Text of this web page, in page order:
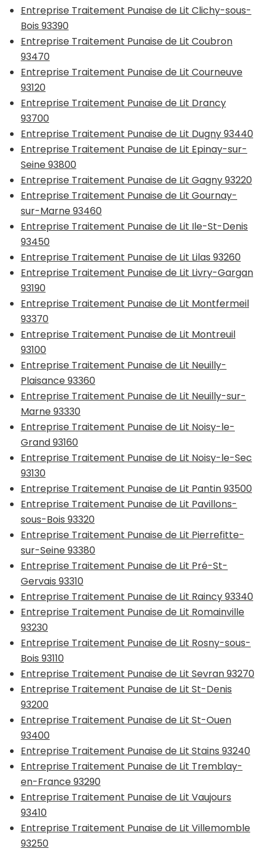
Entreprise Traitement Punaise de Lit Clichy-sous-
Bois 93390
Entreprise Traitement Punaise de Lit Coubron
93470
Entreprise Traitement Punaise de Lit Courneuve
93120
Entreprise Traitement Punaise de Lit Drancy
93700
Entreprise Traitement Punaise de Lit Dugny 93440
Entreprise Traitement Punaise de Lit Epinay-sur-
Seine 93800
Entreprise Traitement Punaise de Lit Gagny 93220
Entreprise Traitement Punaise de Lit Gournay-
sur-Marne 93460
Entreprise Traitement Punaise de Lit Ile-St-Denis
93450
Entreprise Traitement Punaise de Lit Lilas 93260
Entreprise Traitement Punaise de Lit Livry-Gargan
93190
Entreprise Traitement Punaise de Lit Montfermeil
93370
Entreprise Traitement Punaise de Lit Montreuil
93100
Entreprise Traitement Punaise de Lit Neuilly-
Plaisance 93360
Entreprise Traitement Punaise de Lit Neuilly-sur-
Marne 93330
Entreprise Traitement Punaise de Lit Noisy-le-
Grand 93160
Entreprise Traitement Punaise de Lit Noisy-le-Sec
93130
Entreprise Traitement Punaise de Lit Pantin 93500
Entreprise Traitement Punaise de Lit Pavillons-
sous-Bois 93320
Entreprise Traitement Punaise de Lit Pierrefitte-
sur-Seine 93380
Entreprise Traitement Punaise de Lit Pré-St-
Gervais 93310
Entreprise Traitement Punaise de Lit Raincy 93340
Entreprise Traitement Punaise de Lit Romainville
93230
Entreprise Traitement Punaise de Lit Rosny-sous-
Bois 93110
Entreprise Traitement Punaise de Lit Sevran 93270
Entreprise Traitement Punaise de Lit St-Denis
93200
Entreprise Traitement Punaise de Lit St-Ouen
93400
Entreprise Traitement Punaise de Lit Stains 93240
Entreprise Traitement Punaise de Lit Tremblay-
en-France 93290
Entreprise Traitement Punaise de Lit Vaujours
93410
Entreprise Traitement Punaise de Lit Villemomble
93250